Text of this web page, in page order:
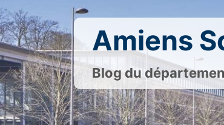
Skip
to
content
Amiens
Blog du